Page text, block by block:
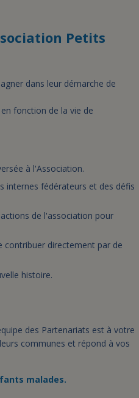
Petits
dans leur démarche de
fonction de la vie de
à l'Association.
internes fédérateurs et des défis
de l'association pour
contribuer directement par de
histoire.
des Partenariats est à votre
communes et répond à vos
malades.